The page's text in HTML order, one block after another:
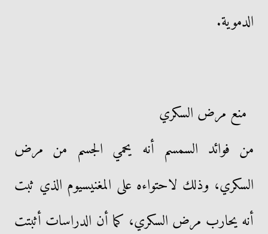
الدموية.
منع مرض السكري
من فوائد السمسم أنه يحمي الجسم من مرض
السكري، وذلك لاحتواءه على المغنيسيوم الذي ثبت
أنه يحارب مرض السكري، كما أن الدراسات أثبتت